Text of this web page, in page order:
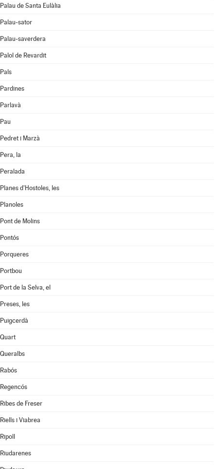
Palau de Santa Eulàlia
Palau-sator
Palau-saverdera
Palol de Revardit
Pals
Pardines
Parlavà
Pau
Pedret i Marzà
Pera, la
Peralada
Planes d'Hostoles, les
Planoles
Pont de Molins
Pontós
Porqueres
Portbou
Port de la Selva, el
Preses, les
Puigcerdà
Quart
Queralbs
Rabós
Regencós
Ribes de Freser
Riells i Viabrea
Ripoll
Riudarenes